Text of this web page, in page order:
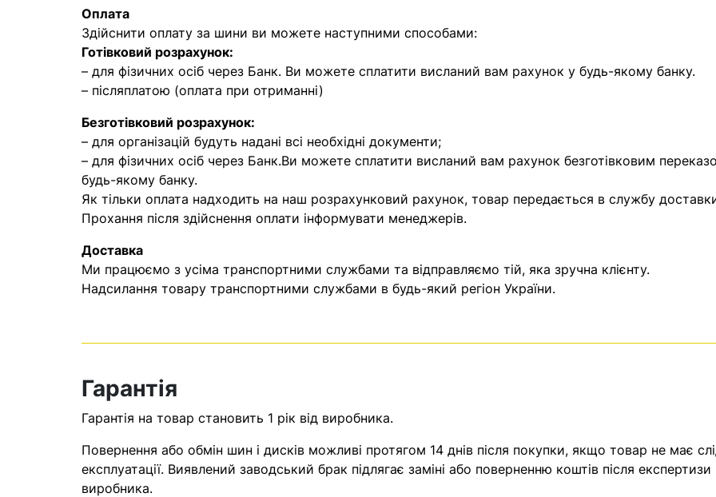
Оплата
Здійснити оплату за шини ви можете наступними способами:
Готівковий розрахунок:
– для фізичних осіб через Банк. Ви можете сплатити висланий вам рахунок у будь-якому банку.
– післяплатою (оплата при отриманні)
Безготівковий розрахунок:
– для організацій будуть надані всі необхідні документи;
– для фізичних осіб через Банк.Ви можете сплатити висланий вам рахунок безготівковим
будь-якому банку.
Як тільки оплата надходить на наш розрахунковий рахунок, товар передається в службу
Прохання після здійснення оплати інформувати менеджерів.
Доставка
Ми працюємо з усіма транспортними службами та відправляємо тій, яка зручна клієнту.
Надсилання товару транспортними службами в будь-який регіон України.
Гарантія
Гарантія на товар становить 1 рік від виробника.
Повернення або обмін шин і дисків можливі протягом 14 днів після покупки, якщо товар не має
експлуатації. Виявлений заводський брак підлягає заміні або поверненню коштів після експертизи
виробника.